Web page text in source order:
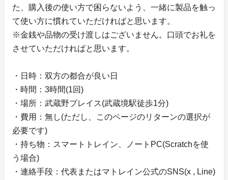
た、購入後の使い方で困らないよう、一緒に製品を触っ
て使い方に慣れていただければと思います。
※金銭や品物の受け渡しはございません。口頭でお礼を
させていただければと思います。
・日時：双方の都合が良い日
・時間：3時間(1回)
・場所：武蔵野プレイス(武蔵境駅徒歩1分)
・費用：無し(ただし、このページのリターンの選択が
必要です)
・持ち物：スマートトレイン、ノートPC(Scratchを使
う場合)
・連絡手段：代表またはマトレイン公式のSNS(x , Line)